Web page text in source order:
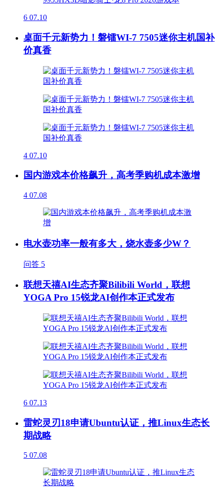
6 07.10
桌面千元新势力！磐镭WI-7 7505迷你主机国补
价真香
4 07.10
国内游戏本价格飙升，高考季购机成本激增
4 07.08
电水壶功率一般有多大，烧水壶多少W？
问答 5
联想天禧AI生态齐聚Bilibili World，联想
YOGA Pro 15锐龙AI创作本正式发布
6 07.13
雷蛇灵刃18申请Ubuntu认证，推Linux生态长
期战略
5 07.08